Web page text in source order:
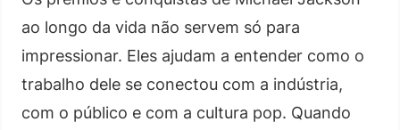
ao longo da vida não servem só para
impressionar. Eles ajudam a entender como o
trabalho dele se conectou com a indústria,
com o público e com a cultura pop. Quando